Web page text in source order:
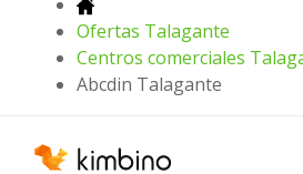
Ofertas Talagante
Centros comerciales
Abcdin Talagante